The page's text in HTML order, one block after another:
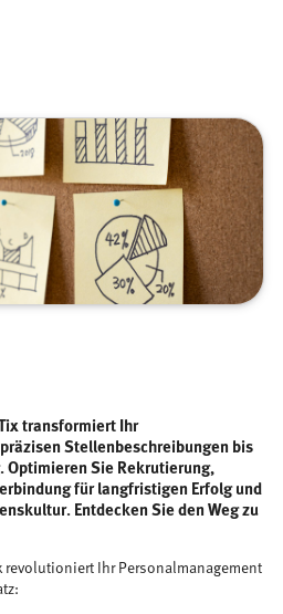
transformiert Ihr
Stellenbeschreibungen bis
Optimieren Sie Rekrutierung,
für langfristigen Erfolg und
Entdecken Sie den Weg zu
revolutioniert Ihr Personalmanagement